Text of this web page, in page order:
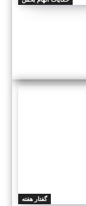
گفتار هفته